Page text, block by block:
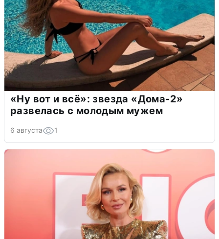
«Ну вот и всё»: звезда «Дома-2»
развелась с молодым мужем
6 августа 1